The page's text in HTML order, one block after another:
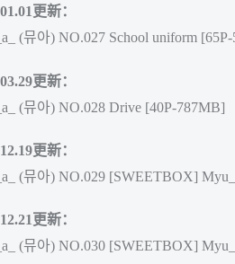
更新：
(뮤아) NO.027 School uniform
更新：
(뮤아) NO.028 Drive [40P-787MB]
更新：
(뮤아) NO.029 [SWEETBOX]
更新：
(뮤아) NO.030 [SWEETBOX]